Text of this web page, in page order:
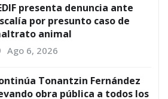
presenta denuncia ante
por presunto caso de
animal
Ago 6, 2026
Tonantzin Fernández
obra pública a todos los